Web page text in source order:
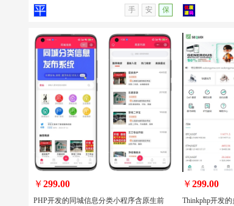
无演示
PHP开发的美团代付/16合一代付系统/电
商平台代付款系统源码/支持易支付和官
付
手 安 保
uniapp开发的
品商城系统
小程序/APP
序/APP
￥299.00
PHP开发的同城信息分类小程序含原生前
￥299.00
Thinkphp开发